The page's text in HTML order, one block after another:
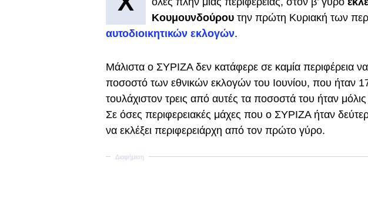
Κουμουνδούρουτην πρώτη Κυριακή των
αυτοδιοικητικών εκλογών.
Μάλιστα ο ΣΥΡΙΖΑ δεν κατάφερε σε καμία περιφέρεια
ποσοστό των εθνικών εκλογών του Ιουνίου, που ήταν
τουλάχιστον τρεις από αυτές τα ποσοστά του ήταν
Σε όσες περιφερειακές μάχες που ο ΣΥΡΙΖΑ ήταν
να εκλέξει περιφερειάρχη από τον πρώτο γύρο.